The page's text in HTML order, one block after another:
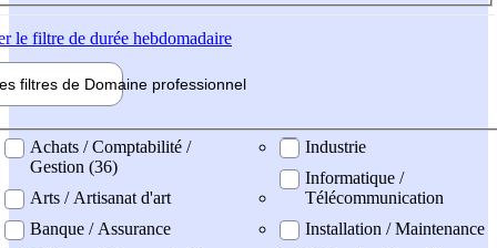
le filtre de durée hebdomadaire
filtres de Domaine professionnel
professionel
Achats / Comptabilité /
Gestion (36)
Arts / Artisanat d'art
Banque / Assurance
Industrie
Informatique /
Télécommunication
Installation / Maintenance